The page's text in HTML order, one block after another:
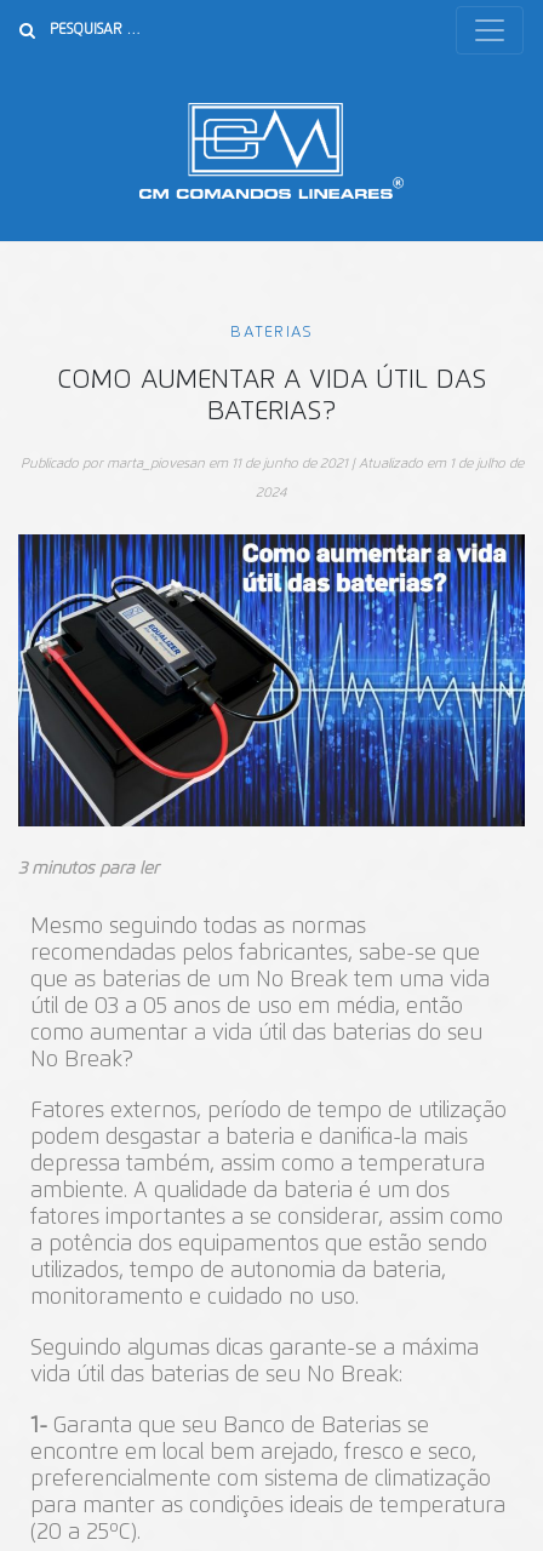
BATERIAS
COMO AUMENTAR A VIDA ÚTIL DAS
BATERIAS?
Publicado por marta_piovesanem 11 de junho de 2021| Atualizado em 1 de julho de
2024
3 minutos para ler
Mesmo seguindo todas as normas
recomendadas pelos fabricantes, sabe-se que
que as baterias de um No Break tem uma vida
útil de 03 a 05 anos de uso em média, então
como aumentar a vida útil das baterias do seu
No Break?
Fatores externos, período de tempo de utilização
podem desgastar a bateria e danifica-la mais
depressa também, assim como a temperatura
ambiente. A qualidade da bateria é um dos
fatores importantes a se considerar, assim como
a potência dos equipamentos que estão sendo
utilizados, tempo de autonomia da bateria,
monitoramento e cuidado no uso.
Seguindo algumas dicas garante-se a máxima
vida útil das baterias de seu No Break:
1- Garanta que seu Banco de Baterias se
encontre em local bem arejado, fresco e seco,
preferencialmente com sistema de climatização
para manter as condições ideais de temperatura
(20 a 25ºC).